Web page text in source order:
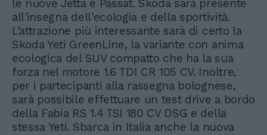
le nuove Jetta e Passat. Skoda sarà presente
all'insegna dell'ecologia e della sportività.
L'attrazione più interessante sarà di certo la
Skoda Yeti GreenLine, la variante con anima
ecologica del SUV compatto che ha la sua
forza nel motore 1.6 TDI CR 105 CV. Inoltre,
per i partecipanti alla rassegna bolognese,
sarà possibile effettuare un test drive a bordo
della Fabia RS 1.4 TSI 180 CV DSG e della
stessa Yeti. Sbarca in Italia anche la nuova